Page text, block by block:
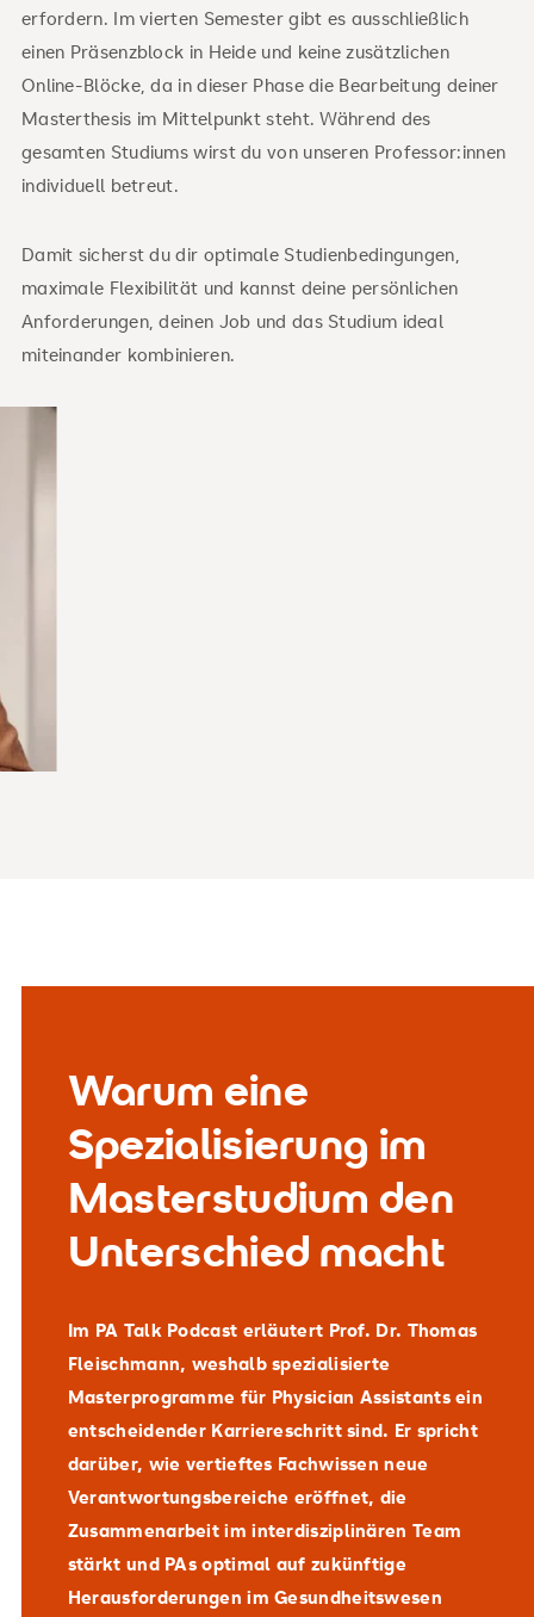
erfordern. Im vierten Semester gibt es ausschließlich
einen Präsenzblock in Heide und keine zusätzlichen
Online-Blöcke, da in dieser Phase die Bearbeitung deiner
Masterthesis im Mittelpunkt steht. Während des
gesamten Studiums wirst du von unseren Professor:innen
individuell betreut.
Damit sicherst du dir optimale Studienbedingungen,
maximale Flexibilität und kannst deine persönlichen
Anforderungen, deinen Job und das Studium ideal
miteinander kombinieren.
Warum eine
Spezialisierung im
Masterstudium den
Unterschied macht
Im PA Talk Podcast erläutert Prof. Dr. Thomas
Fleischmann, weshalb spezialisierte
Masterprogramme für Physician Assistants ein
entscheidender Karriereschritt sind. Er spricht
darüber, wie vertieftes Fachwissen neue
Verantwortungsbereiche eröffnet, die
Zusammenarbeit im interdisziplinären Team
stärkt und PAs optimal auf zukünftige
Herausforderungen im Gesundheitswesen